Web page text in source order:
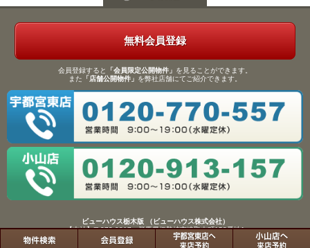
無料会員登録
会員登録すると 「会員限定公開物件」 を見ることができます。
また 「店舗公開物件」 を弊社店舗にてご紹介できます。
ビューハウス栃木版 （ビューハウス株式会社）
【本社】〒372-0817 群馬県伊勢崎市連取本町158番地1
TEL：0270-61-9133／FAX：0270-61-9155